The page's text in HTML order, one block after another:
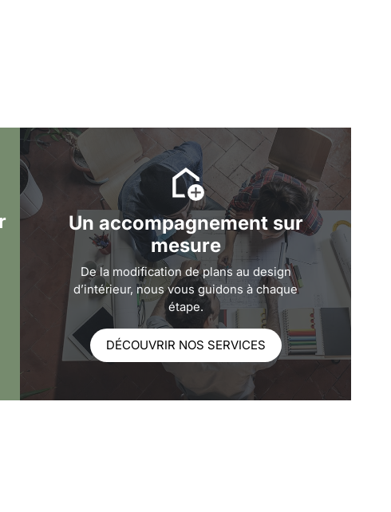
Un accompagnement sur
mesure
De la modification de plans au design
d’intérieur, nous vous guidons à chaque
étape.
DÉCOUVRIR NOS SERVICES